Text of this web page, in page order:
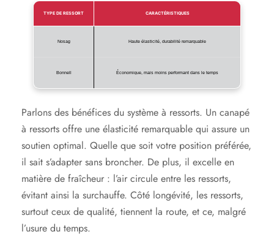
TYPE DE RESSORT CARACTÉRISTIQUES
Nosag Haute élasticité, durabilité remarquable
Bonnell Économique, mais moins performant dans le temps
Parlons des bénéfices du système à ressorts. Un canapé
à ressorts offre une élasticité remarquable qui assure un
soutien optimal. Quelle que soit votre position préférée,
il sait s’adapter sans broncher. De plus, il excelle en
matière de fraîcheur : l’air circule entre les ressorts,
évitant ainsi la surchauffe. Côté longévité, les ressorts,
surtout ceux de qualité, tiennent la route, et ce, malgré
l’usure du temps.